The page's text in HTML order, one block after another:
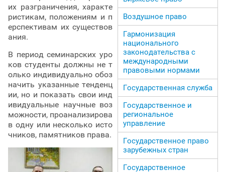
их разграничения, характе
ристикам, положениям и п
ерспективам их существов
ания.
В период семинарских уро
ков студенты должны не т
олько индивидуально обоз
начить указанные тенденц
ии, но и показать свои инд
ивидуальные научные воз
можности, проанализирова
в одну или несколько исто
чников, памятников права.
Воздушное право
Гармонизация
национального
законодательства с
международными
правовыми нормами
Государственная служба
Государственное и
региональное
управление
Государственное право
зарубежных стран
Государственное